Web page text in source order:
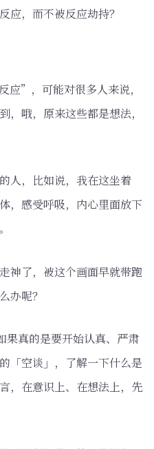
应，而不被反应劫持？
”，可能对很多人来说，
，哦，原来这些都是想法，
人，比如说，我在这坐着
，感受呼吸，内心里面放下
神了，被这个画面早就带跑
办呢？
果真的是要开始认真、严肃
「空谈」，了解一下什么是
，在意识上、在想法上，先